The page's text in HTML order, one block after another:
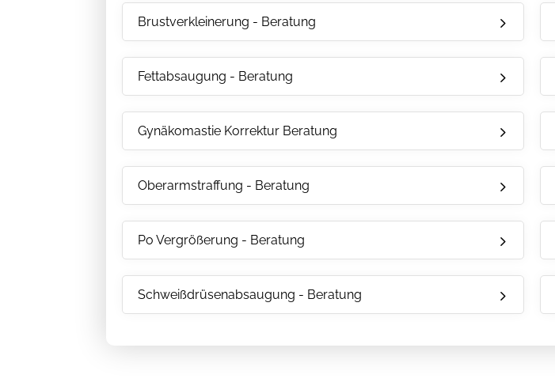
Brustverkleinerung - Beratung
Fettabsaugung - Beratung
Gynäkomastie Korrektur Beratung
Oberarmstraffung - Beratung
Po Vergrößerung - Beratung
Schweißdrüsenabsaugung - Beratung